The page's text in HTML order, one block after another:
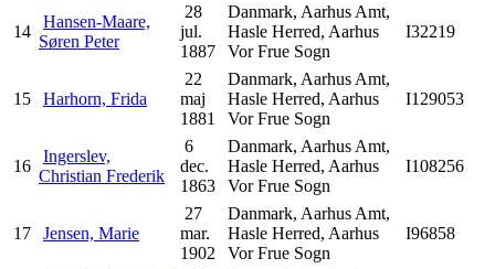
14
Hansen-Maare,
Søren Peter
28
jul.
1887
Danmark, Aarhus Amt,
Hasle Herred, Aarhus
Vor Frue Sogn
I32219
15 Harhorn, Frida
22
maj
1881
Danmark, Aarhus Amt,
Hasle Herred, Aarhus
Vor Frue Sogn
I129053
16
Ingerslev,
Christian Frederik
6
dec.
1863
Danmark, Aarhus Amt,
Hasle Herred, Aarhus
Vor Frue Sogn
I108256
17 Jensen, Marie
27
mar.
1902
Danmark, Aarhus Amt,
Hasle Herred, Aarhus
Vor Frue Sogn
I96858